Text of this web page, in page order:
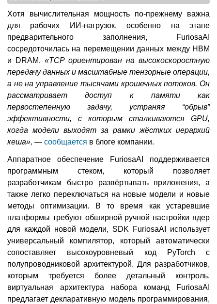
Хотя вычислительная мощность по-прежнему важна
для рабочих ИИ-нагрузок, особенно на этапе
предварительного заполнения, FuriosaAI
сосредоточилась на перемещении данных между HBM
и DRAM. «TCP ориентирован на высокоскоростную
передачу данных и масштабные тензорные операции,
а не на управление тысячами крошечных потоков. Он
рассматривает доступ к памяти как
первостепенную задачу, устраняя “обрыв”
эффективности, с которым сталкиваются GPU,
когда модели выходят за рамки жёстких иерархий
кеша», — сообщается в блоге компании.
Аппаратное обеспечение FuriosaAI поддерживается
программным стеком, который позволяет
разработчикам быстро развёртывать приложения, а
также легко переключаться на новые модели и новые
методы оптимизации. В то время как устаревшие
платформы требуют обширной ручной настройки ядер
для каждой новой модели, SDK FuriosaAI использует
универсальный компилятор, который автоматически
сопоставляет высокоуровневый код PyTorch с
полупроводниковой архитектурой. Для разработчиков,
которым требуется более детальный контроль,
виртуальная архитектура набора команд FuriosaAI
предлагает декларативную модель программирования,